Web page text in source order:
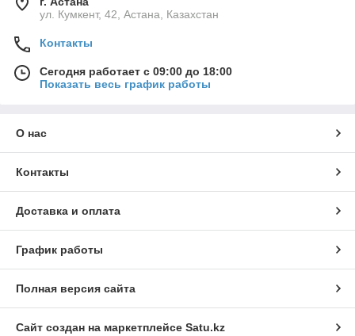
ул. Кумкент, 42, Астана, Казахстан
Контакты
Сегодня работает с 09:00 до 18:00
Показать весь график работы
О нас
Контакты
Доставка и оплата
График работы
Полная версия сайта
Сайт создан на маркетплейсе Satu.kz